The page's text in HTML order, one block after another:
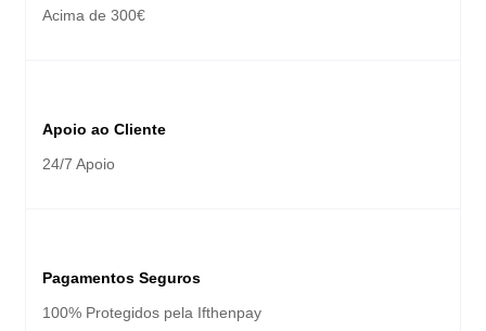
Acima de 300€
Apoio ao Cliente
24/7 Apoio
Pagamentos Seguros
100% Protegidos pela Ifthenpay